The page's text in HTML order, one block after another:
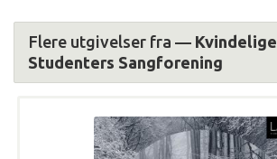
Flere utgivelser fra — Kvindelige
Studenters Sangforening